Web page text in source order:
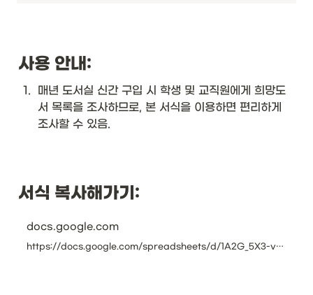
사용 안내:
1.
매년 도서실 신간 구입 시 학생 및 교직원에게 희망도
서 목록을 조사하므로, 본 서식을 이용하면 편리하게
조사할 수 있음.
서식 복사해가기:
docs.google.com
https://docs.google.com/spreadsheets/d/1A2G_5X3-vmCHSWRVNqkp6momvQOY6f_9JlaCPEWhXS0/copy#gid=0